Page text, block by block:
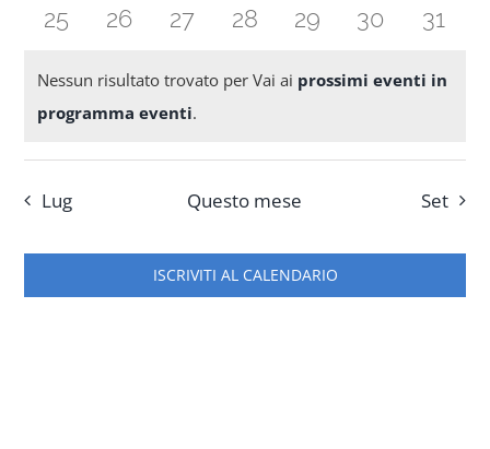
eventieventieventieventieventieventieventi
0
25
0
26
0
27
0
28
0
29
0
30
0
31
Notice
Nessun risultato trovato per Vai ai prossimi eventi in
programma eventi.
Lug Questo mese Set
ISCRIVITI AL CALENDARIO